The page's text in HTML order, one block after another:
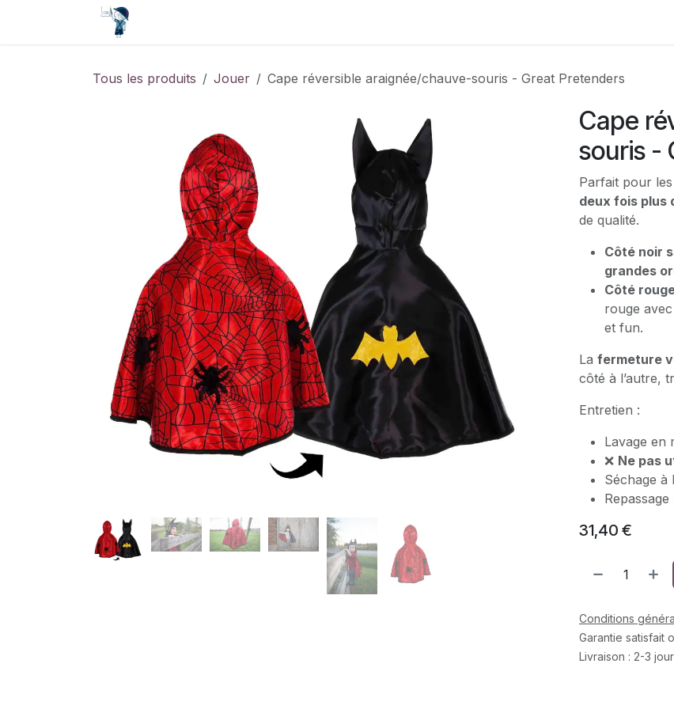
Se rendre au contenu
Tous les produits Jouer Cape réversible araignée/chauve-souris - Great Pretenders
Cape
souris -
Parfait pour les
deux fois plus
de qualité.
Côté noir
grandes
Côté
rouge avec
et fun.
La fermeture
côté à l’autre,
Entretien :
Lavage en
❌ Ne pas
Séchage à
Repassage
31,40 €
Conditions
Garantie satisfait
Livraison : 2-3